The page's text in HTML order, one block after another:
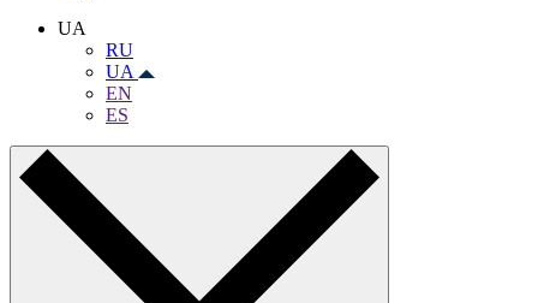
UA
RU
UA
EN
ES